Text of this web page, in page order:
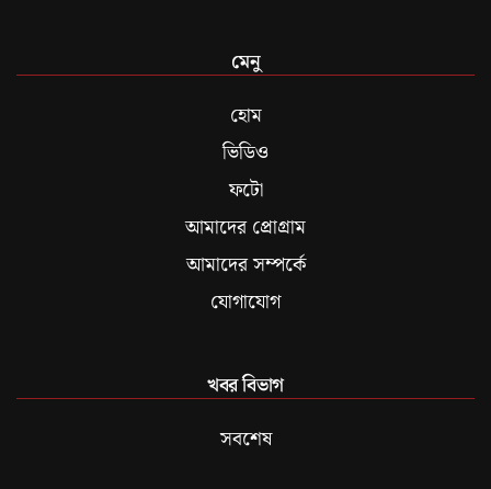
মেনু
হোম
ভিডিও
ফটো
আমাদের প্রোগ্রাম
আমাদের সম্পর্কে
যোগাযোগ
খবর বিভাগ
সবশেষ